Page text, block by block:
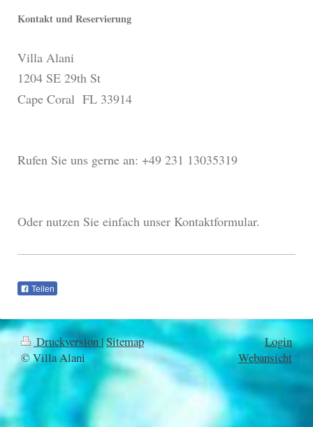
Kontakt und Reservierung
Villa Alani
1204 SE 29th St
Cape Coral FL 33914
Rufen Sie uns gerne an: +49 231 13035319
Oder nutzen Sie einfach unser Kontaktformular.
Teilen
Druckversion |Sitemap
© Villa Alani
Login
Webansicht